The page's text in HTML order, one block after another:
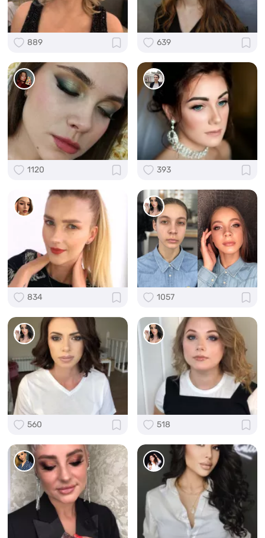
889 639
1120 393
834 1057
560 518